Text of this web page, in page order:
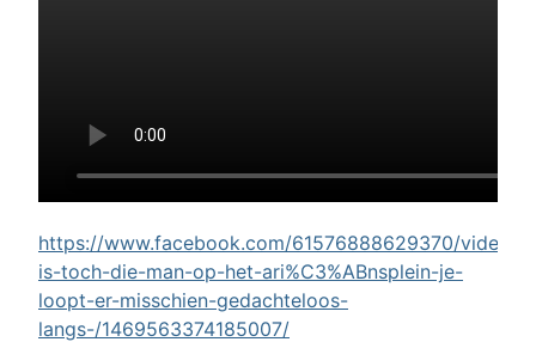
https://www.facebook.com/61576888629370/videos/
is-toch-die-man-op-het-ari%C3%ABnsplein-je-
loopt-er-misschien-gedachteloos-
langs-/1469563374185007/